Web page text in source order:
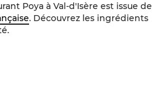
Poya à Val-d'Isère est issue de
. Découvrez les ingrédients